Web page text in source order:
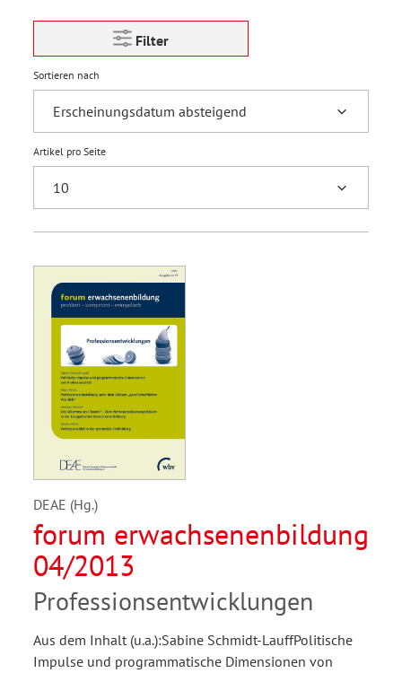
Filter
Sortieren nach
Artikel pro Seite
DEAE (Hg.)
forum erwachsenenbildung
04/2013
Professionsentwicklungen
Aus dem Inhalt (u.a.):Sabine Schmidt-LauffPolitische
Impulse und programmatische Dimensionen von